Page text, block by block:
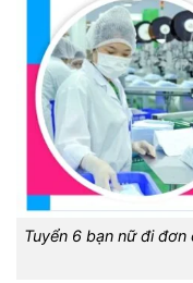
Tuyển 6 bạn nữ đi